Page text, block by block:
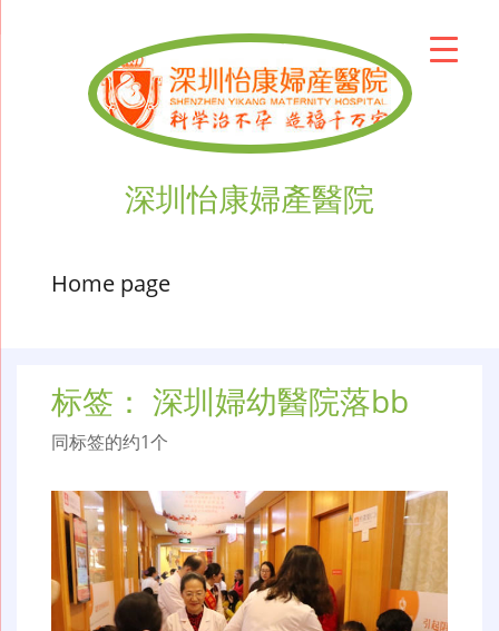
深圳怡康婦產醫院
Home page
标签： 深圳婦幼醫院落bb
同标签的约1个